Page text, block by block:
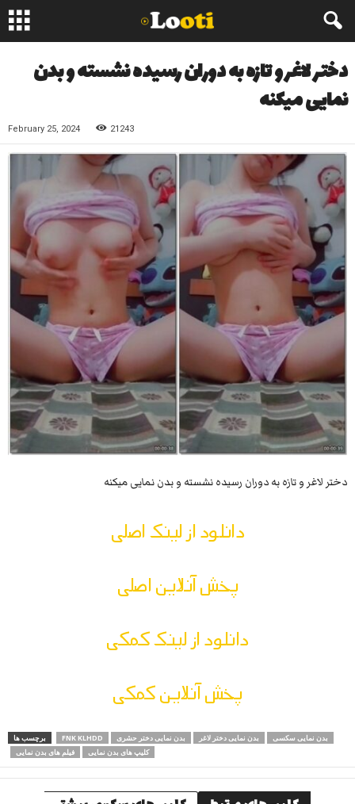
دختر لاغر و تازه به دوران رسیده نشسته و بدن
نمایی میکنه
February 25, 2024 21243
دختر لاغر و تازه به دوران رسیده نشسته و بدن نمایی میکنه
دانلود از لینک اصلی
پخش آنلاین اصلی
دانلود از لینک کمکی
پخش آنلاین کمکی
برچسب ها FNK KLHDD بدن نمایی دختر حشری بدن نمایی دختر لاغر
بدن نمایی سکسی
فیلم های بدن نمایی
کلیپ های بدن نمایی